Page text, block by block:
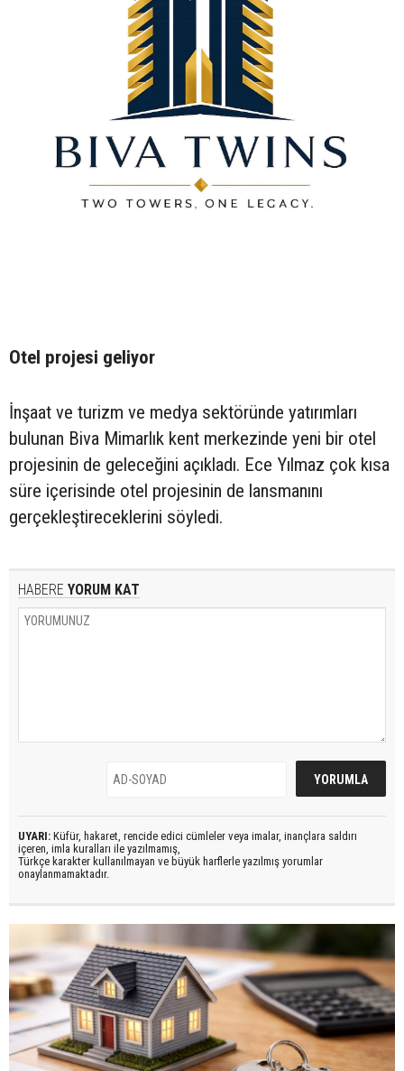
Otel projesi geliyor
İnşaat ve turizm ve medya sektöründe yatırımları
bulunan Biva Mimarlık kent merkezinde yeni bir otel
projesinin de geleceğini açıkladı. Ece Yılmaz çok kısa
süre içerisinde otel projesinin de lansmanını
gerçekleştireceklerini söyledi.
HABERE YORUM KAT
UYARI: Küfür, hakaret, rencide edici cümleler veya imalar, inançlara saldırı
içeren, imla kuralları ile yazılmamış,
Türkçe karakter kullanılmayan ve büyük harflerle yazılmış yorumlar
onaylanmamaktadır.